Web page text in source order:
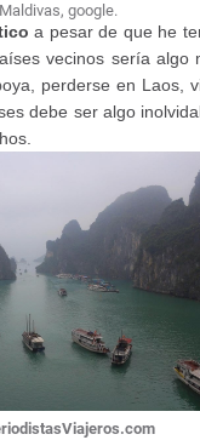
google.
a pesar de que he
vecinos sería algo
perderse en Laos,
debe ser algo